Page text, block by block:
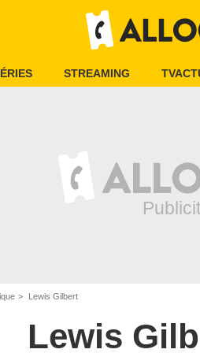
STREAMING
Lewis Gilbert
Lewis